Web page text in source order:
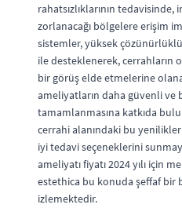
rahatsızlıklarının
zorlanacağı bölgelere erişim
sistemler, yüksek
ile desteklenerek, cerrahların
bir görüş elde etmelerine
ameliyatların daha güvenli ve
tamamlanmasına katkıda
cerrahi alanındaki bu
iyi tedavi seçeneklerini
ameliyatı fiyatı 2024 yılı için
estethica bu konuda şeffaf bir
izlemektedir.